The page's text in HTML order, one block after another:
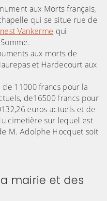
aux Morts français,
qui se situe rue de
Vankerme qui
aux morts de
et Hardecourt aux
11000 francs pour la
de16500 francs pour
euros actuels et de
cimetière sur lequel est
M. Adolphe Hocquet soit
mairie et des